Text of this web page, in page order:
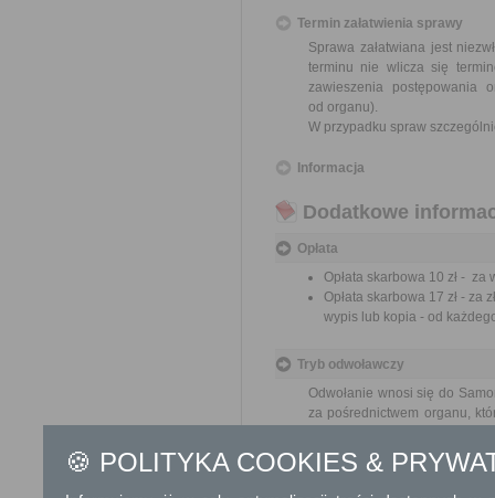
Termin załatwienia sprawy
Sprawa załatwiana jest
terminu nie wlicza się
zawieszenia postępowania
od organu).
W przypadku spraw
Informacja
Dodatkowe
Opłata
Opłata skarbowa 10 zł -
Opłata skarbowa 17 zł -
wypis lub kopia - od
Tryb odwoławczy
Odwołanie wnosi się do
za pośrednictwem organu,
🍪 POLITYKA COOKIES &